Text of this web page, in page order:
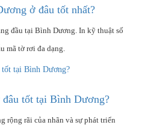
ở đâu tốt nhất?
đầu tại Bình Dương. In kỹ thuật số
mã tờ rơi đa dạng.
tốt tại Bình Dương?
rộng rãi của nhãn và sự phát triển